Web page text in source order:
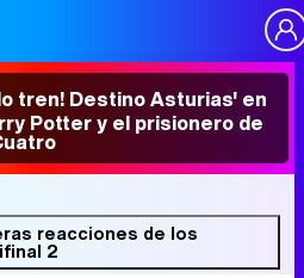
tren! Destino Asturias' en
Potter y el prisionero de
reacciones de los
2